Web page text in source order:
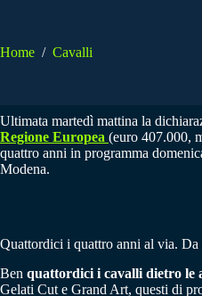
Home / Cavalli
Ultimata martedì mattina la
Regione Europea (euro 407.000,
quattro anni in programma
Modena.
Quattordici i quattro anni al via. Da
Ben quattordici i cavalli dietro le
Gelati Cut e Grand Art, questi di